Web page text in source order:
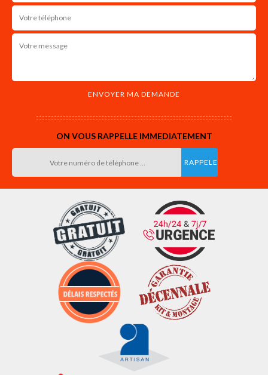
ON VOUS RAPPELLE IMMEDIATEMENT